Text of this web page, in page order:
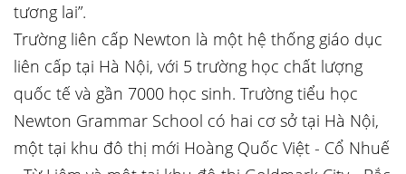
tương lai”.
Trường liên cấp Newton là một hệ thống giáo dục
liên cấp tại Hà Nội, với 5 trường học chất lượng
quốc tế và gần 7000 học sinh. Trường tiểu học
Newton Grammar School có hai cơ sở tại Hà Nội,
một tại khu đô thị mới Hoàng Quốc Việt - Cổ Nhuế